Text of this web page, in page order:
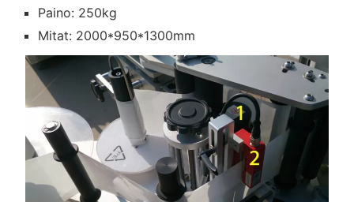
Paino: 250kg
Mitat: 2000*950*1300mm